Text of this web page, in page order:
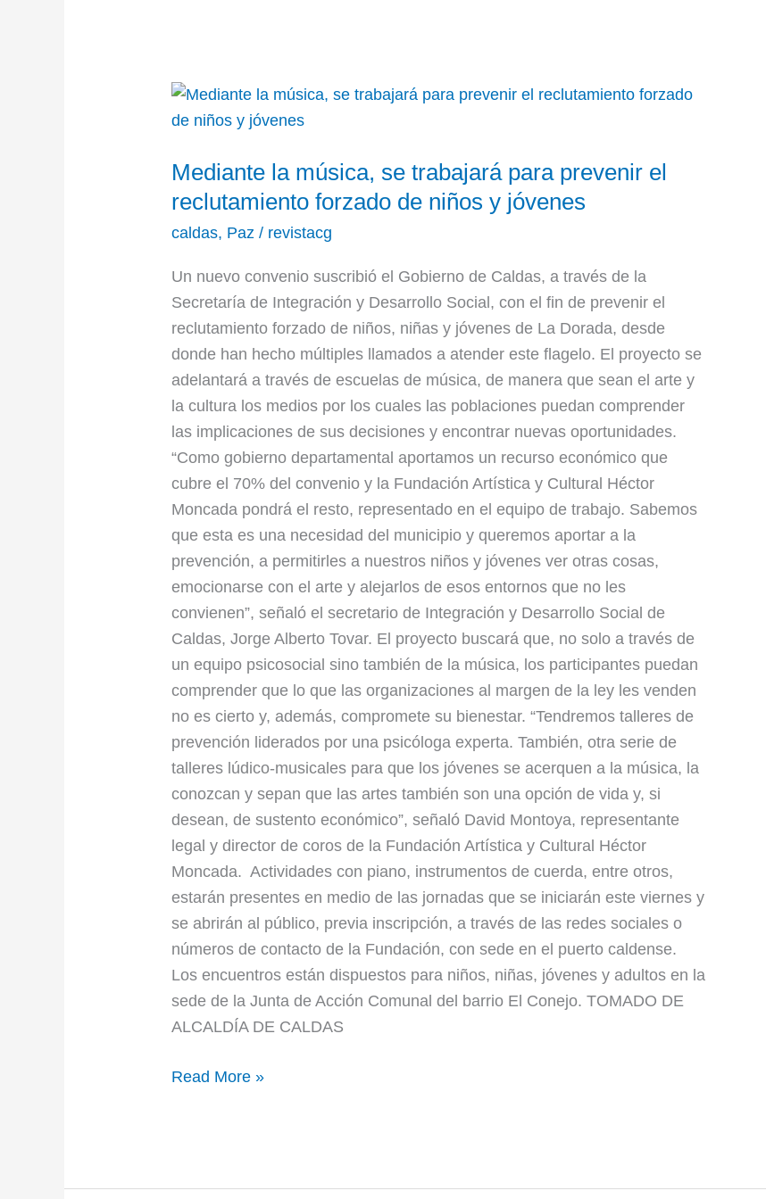
Mediante la música, se trabajará para prevenir el
reclutamiento forzado de niños y jóvenes
caldas, Paz / revistacg
Un nuevo convenio suscribió el Gobierno de Caldas, a través de la
Secretaría de Integración y Desarrollo Social, con el fin de prevenir el
reclutamiento forzado de niños, niñas y jóvenes de La Dorada, desde
donde han hecho múltiples llamados a atender este flagelo. El proyecto se
adelantará a través de escuelas de música, de manera que sean el arte y
la cultura los medios por los cuales las poblaciones puedan comprender
las implicaciones de sus decisiones y encontrar nuevas oportunidades.
“Como gobierno departamental aportamos un recurso económico que
cubre el 70% del convenio y la Fundación Artística y Cultural Héctor
Moncada pondrá el resto, representado en el equipo de trabajo. Sabemos
que esta es una necesidad del municipio y queremos aportar a la
prevención, a permitirles a nuestros niños y jóvenes ver otras cosas,
emocionarse con el arte y alejarlos de esos entornos que no les
convienen”, señaló el secretario de Integración y Desarrollo Social de
Caldas, Jorge Alberto Tovar. El proyecto buscará que, no solo a través de
un equipo psicosocial sino también de la música, los participantes puedan
comprender que lo que las organizaciones al margen de la ley les venden
no es cierto y, además, compromete su bienestar. “Tendremos talleres de
prevención liderados por una psicóloga experta. También, otra serie de
talleres lúdico-musicales para que los jóvenes se acerquen a la música, la
conozcan y sepan que las artes también son una opción de vida y, si
desean, de sustento económico”, señaló David Montoya, representante
legal y director de coros de la Fundación Artística y Cultural Héctor
Moncada. Actividades con piano, instrumentos de cuerda, entre otros,
estarán presentes en medio de las jornadas que se iniciarán este viernes y
se abrirán al público, previa inscripción, a través de las redes sociales o
números de contacto de la Fundación, con sede en el puerto caldense.
Los encuentros están dispuestos para niños, niñas, jóvenes y adultos en la
sede de la Junta de Acción Comunal del barrio El Conejo. TOMADO DE
ALCALDÍA DE CALDAS
Mediante
la
se
trabajará
para
el
reclutamiento
forzado
de
niños
y
jóvenes
Read More »